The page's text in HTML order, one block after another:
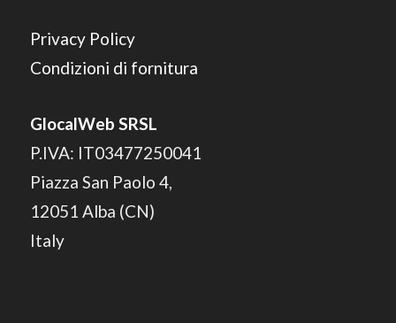
Privacy Policy
Condizioni di fornitura
GlocalWeb SRSL
P.IVA: IT03477250041
Piazza San Paolo 4,
12051 Alba (CN)
Italy